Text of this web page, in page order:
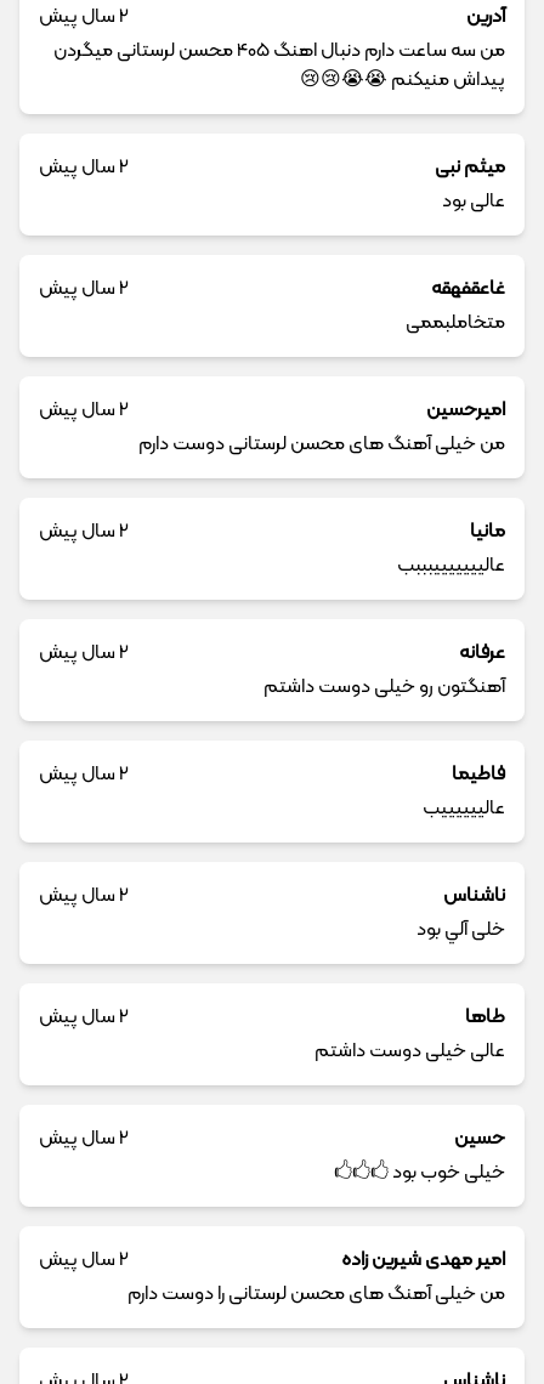
آدرین
2 سال پیش
من سه ساعت دارم دنبال اهنگ 405 محسن لرستانی میگردن
پیداش منیکنم 😭😭😢😢
میثم نبی
2 سال پیش
عالی بود
غاعقفهقه
2 سال پیش
متخاملبممی
امیرحسین
2 سال پیش
من خیلی آهنگ های محسن لرستانی دوست دارم
مانیا
2 سال پیش
عالیییییییبببب
عرفانه
2 سال پیش
آهنگتون رو خیلی دوست داشتم
فاطیما
2 سال پیش
عالییییییب
ناشناس
2 سال پیش
خلی آلي بود
طاها
2 سال پیش
عالی خیلی دوست داشتم
حسین
2 سال پیش
خیلی خوب بود 🖒🖒🖒
امیر مهدی شیرین زاده
2 سال پیش
من خیلی آهنگ های محسن لرستانی را دوست دارم